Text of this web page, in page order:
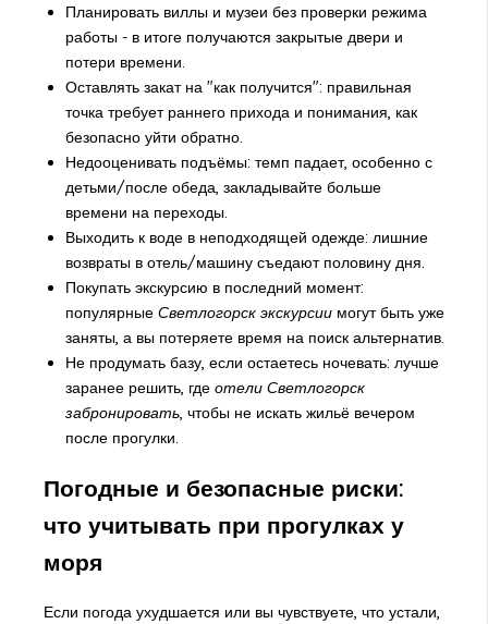
Планировать виллы и музеи без проверки режима
работы - в итоге получаются закрытые двери и
потери времени.
Оставлять закат на "как получится": правильная
точка требует раннего прихода и понимания, как
безопасно уйти обратно.
Недооценивать подъёмы: темп падает, особенно с
детьми/после обеда, закладывайте больше
времени на переходы.
Выходить к воде в неподходящей одежде: лишние
возвраты в отель/машину съедают половину дня.
Покупать экскурсию в последний момент:
популярные Светлогорск экскурсиимогут быть уже
заняты, а вы потеряете время на поиск альтернатив.
Не продумать базу, если остаетесь ночевать: лучше
заранее решить, где отели Светлогорск
забронировать, чтобы не искать жильё вечером
после прогулки.
Погодные и безопасные риски:
что учитывать при прогулках у
моря
Если погода ухудшается или вы чувствуете, что устали,